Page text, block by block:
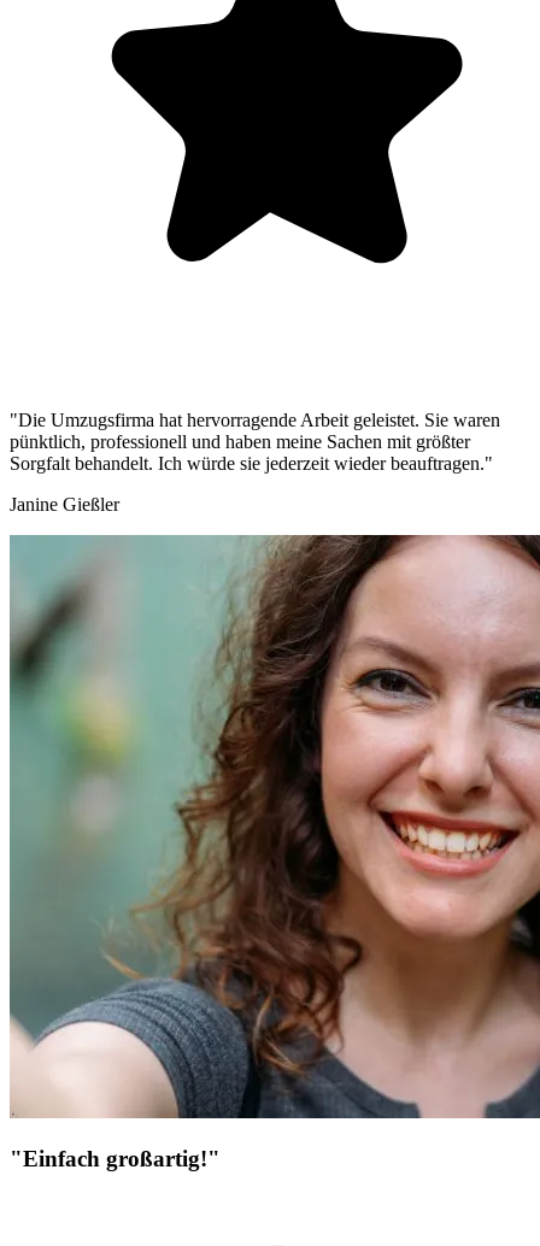
"Die Umzugsfirma hat hervorragende Arbeit geleistet. Sie waren
pünktlich, professionell und haben meine Sachen mit größter
Sorgfalt behandelt. Ich würde sie jederzeit wieder beauftragen."
Janine Gießler
"Einfach großartig!"